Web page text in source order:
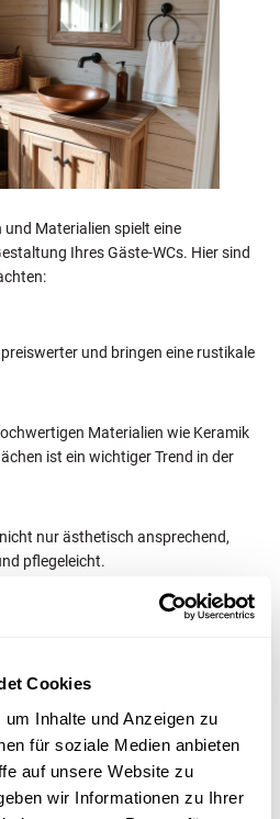
Cookies
Inhalte und Anzeigen zu
für soziale Medien anbieten
auf unsere Website zu
wir Informationen zu Ihrer
und Materialien spielt eine
Ihres Gäste-WCs. Hier sind
und bringen eine rustikale
Materialien wie Keramik
ist ein wichtiger Trend in der
nur ästhetisch ansprechend,
pflegeleicht.
um einen modernen Look zu
bei Eiche und Pinie, sind im
Gesamtbild mit dunklen
schaffen eine gemütliche und